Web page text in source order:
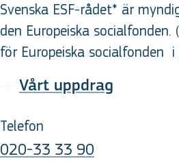
Svenska ESF-rådet* är
den Europeiska socialfonden.
för Europeiska socialfonden i
Vårt uppdrag
Telefon
020-33 33 90